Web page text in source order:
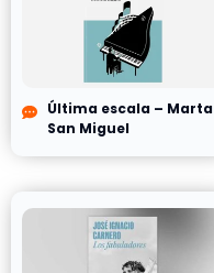
Última escala – Marta
San Miguel